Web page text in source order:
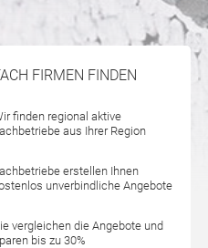
FIRMEN FINDEN
finden regional aktive
aus Ihrer Region
erstellen Ihnen
unverbindliche Angebote
vergleichen die Angebote und
bis zu 30%